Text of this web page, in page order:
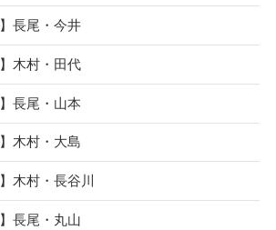
長尾・今井
木村・田代
長尾・山本
木村・大島
木村・長谷川
長尾・丸山